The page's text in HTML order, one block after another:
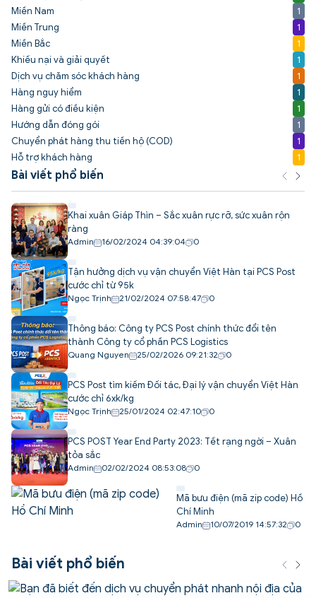
Miền Nam
1
Miền Trung
1
Miền Bắc
1
Khiếu nại và giải quyết
1
Dịch vụ chăm sóc khách hàng
1
Hàng nguy hiểm
1
Hàng gửi có điều kiện
1
Hướng dẫn đóng gói
1
Chuyển phát hàng thu tiền hộ (COD)
1
Hỗ trợ khách hàng
1
Bài viết phổ biến
Khai xuân Giáp Thìn – Sắc xuân rực rỡ, sức xuân rộn
ràng
Admin 16/02/2024 04:39:04 0
Tận hưởng dịch vụ vận chuyển Việt Hàn tại PCS Post
cước chỉ từ 95k
Ngọc Trịnh 21/02/2024 07:58:47 0
Thông báo: Công ty PCS Post chính thức đổi tên
thành Công ty cổ phần PCS Logistics
Quang Nguyen 25/02/2026 09:21:32 0
PCS Post tìm kiếm Đối tác, Đại lý vận chuyển Việt Hàn
cước chỉ 6xk/kg
Ngọc Trịnh 25/01/2024 02:47:10 0
PCS POST Year End Party 2023: Tết rạng ngời – Xuân
tỏa sắc
Admin 02/02/2024 08:53:08 0
Mã bưu điện (mã zip code) Hồ
Chí Minh
Admin 10/07/2019 14:57:32 0
Bài viết phổ biến